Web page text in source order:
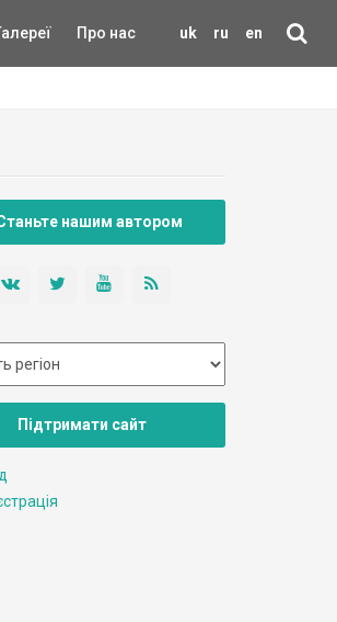
uk ru en
Про нас
нашим автором
Підтримати сайт